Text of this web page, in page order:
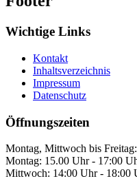
Wichtige Links
Kontakt
Inhaltsverzeichnis
Impressum
Datenschutz
Öffnungszeiten
Montag, Mittwoch bis
Montag: 15.00 Uhr - 17:00
Mittwoch: 14:00 Uhr - 18:00